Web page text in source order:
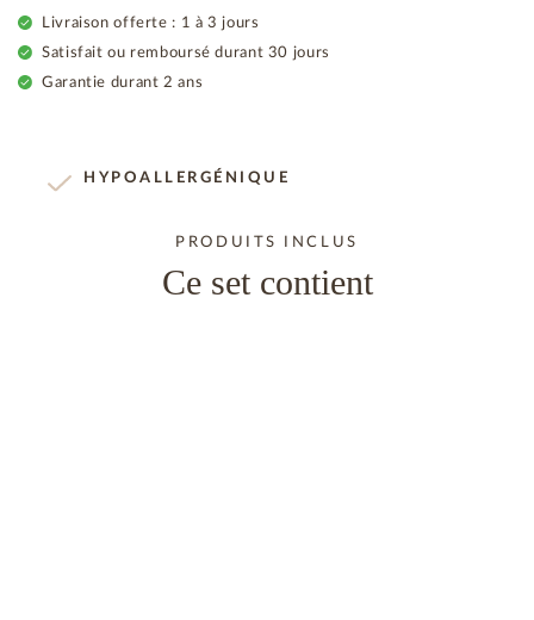
Livraison offerte : 1 à 3 jours
Satisfait ou remboursé durant 30 jours
Garantie durant 2 ans
HYPOALLERGÉNIQUE
PRODUITS INCLUS
Ce set contient